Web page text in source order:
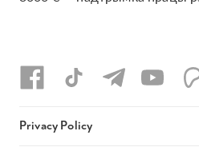
Privacy Policy